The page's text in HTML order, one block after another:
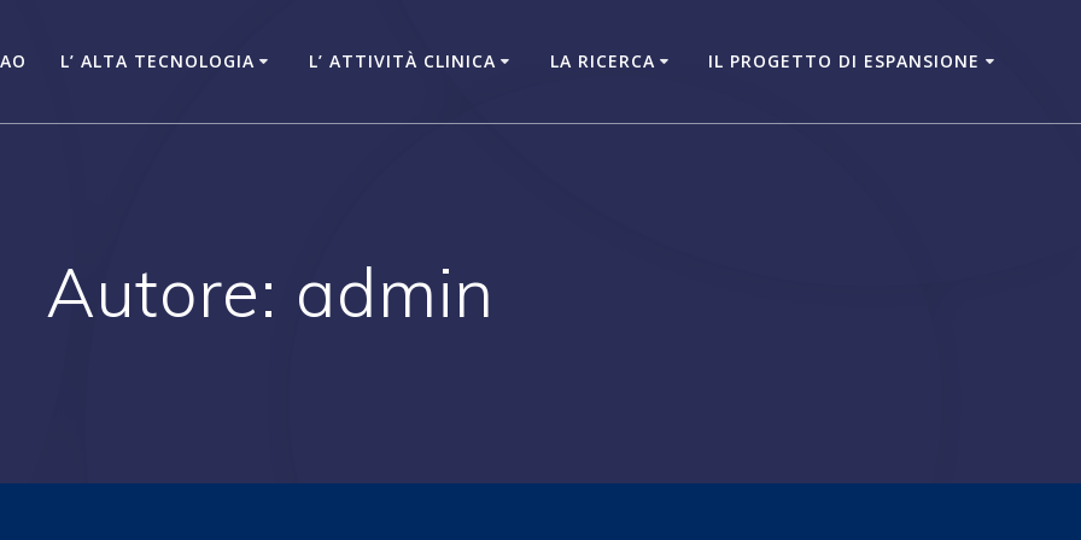
L’ ALTA TECNOLOGIA L’ ATTIVITÀ CLINICA LA RICERCA IL PROGETTO DI ESPANSIONE
Autore: admin